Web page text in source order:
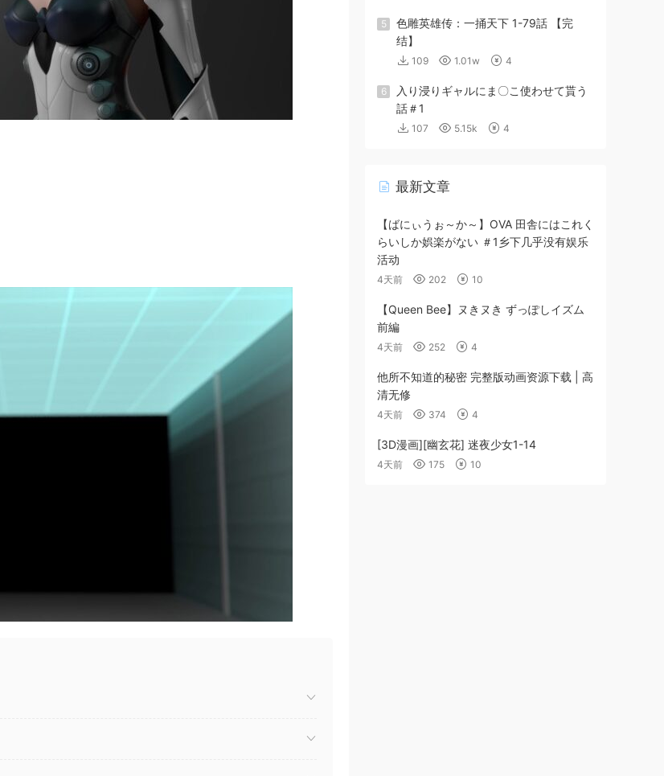
5
色雕英雄传：一捅天下 1-79話 【完
结】
109 1.01w 4
6
入り浸りギャルにま〇こ使わせて貰う
話＃1
107 5.15k 4
最新文章
【ばにぃうぉ～か～】OVA 田舎にはこれく
らいしか娯楽がない ＃1乡下几乎没有娱乐
活动
4天前 202 10
【Queen Bee】ヌきヌき ずっぽしイズム
前編
4天前 252 4
他所不知道的秘密 完整版动画资源下载 | 高
清无修
4天前 374 4
[3D漫画][幽玄花] 迷夜少女1-14
4天前 175 10